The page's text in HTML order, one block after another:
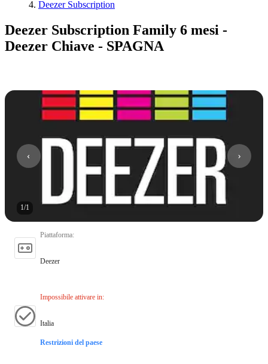
Deezer Subscription
Deezer Subscription Family 6 mesi -
Deezer Chiave - SPAGNA
1/1
Piattaforma:
Deezer
Impossibile attivare in:
Italia
Restrizioni del paese